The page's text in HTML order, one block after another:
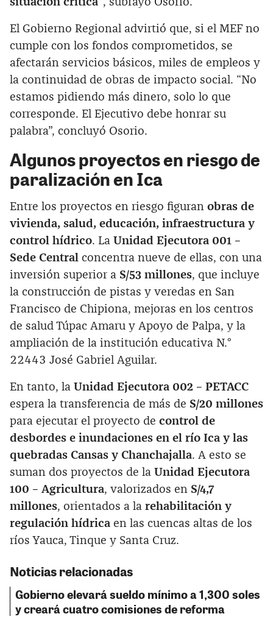
El Gobierno Regional advirtió que, si el MEF no
cumple con los fondos comprometidos, se
afectarán servicios básicos, miles de empleos y
la continuidad de obras de impacto social. “No
estamos pidiendo más dinero, solo lo que
corresponde. El Ejecutivo debe honrar su
palabra”, concluyó Osorio.
Algunos proyectos en riesgo de
paralización en Ica
Entre los proyectos en riesgo figuran obras de
vivienda, salud, educación, infraestructura y
control hídrico. La Unidad Ejecutora 001 –
Sede Central concentra nueve de ellas, con una
inversión superior a S/53 millones, que incluye
la construcción de pistas y veredas en San
Francisco de Chipiona, mejoras en los centros
de salud Túpac Amaru y Apoyo de Palpa, y la
ampliación de la institución educativa N.°
22443 José Gabriel Aguilar.
En tanto, la Unidad Ejecutora 002 – PETACC
espera la transferencia de más de S/20 millones
para ejecutar el proyecto de control de
desbordes e inundaciones en el río Ica y las
quebradas Cansas y Chanchajalla. A esto se
suman dos proyectos de la Unidad Ejecutora
100 – Agricultura, valorizados en S/4,7
millones, orientados a la rehabilitación y
regulación hídrica en las cuencas altas de los
ríos Yauca, Tinque y Santa Cruz.
Noticias relacionadas
Gobierno elevará sueldo mínimo a 1,300 soles
y creará cuatro comisiones de reforma